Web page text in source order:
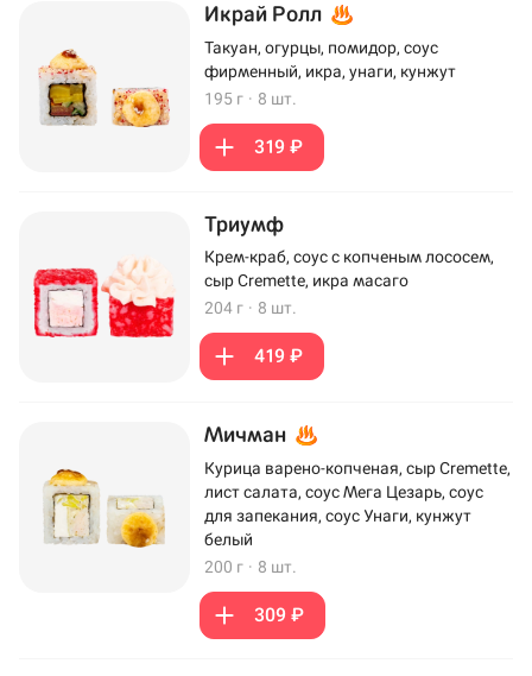
Икрай Ролл
Такуан, огурцы, помидор, соус
фирменный, икра, унаги, кунжут
195 г · 8 шт.
319 ₽
Триумф
Крем-краб, соус с копченым лососем,
сыр Cremette, икра масаго
204 г · 8 шт.
419 ₽
Мичман
Курица варено-копченая, сыр Cremette,
лист салата, соус Мега Цезарь, соус
для запекания, соус Унаги, кунжут
белый
200 г · 8 шт.
309 ₽